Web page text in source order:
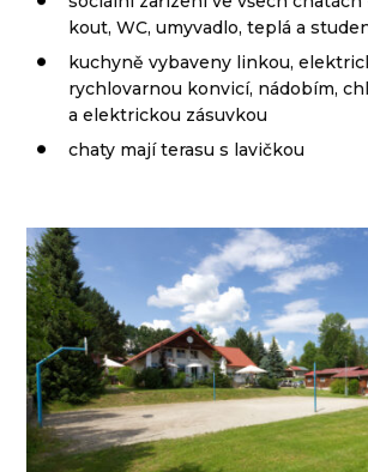
kout, WC, umyvadlo, teplá a
kuchyně vybaveny linkou,
rychlovarnou konvicí, nádobím,
a elektrickou zásuvkou
chaty mají terasu s lavičkou